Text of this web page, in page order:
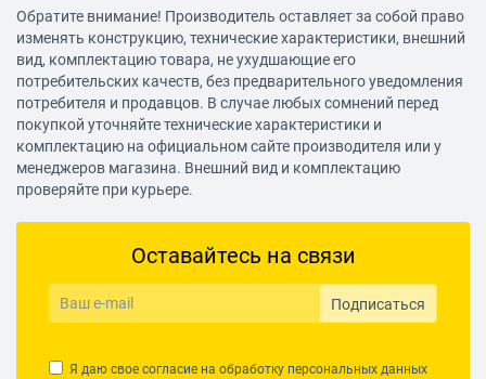
Обратите внимание! Производитель оставляет за собой право
изменять конструкцию, технические характеристики, внешний
вид, комплектацию товара, не ухудшающие его
потребительских качеств, без предварительного уведомления
потребителя и продавцов. В случае любых сомнений перед
покупкой уточняйте технические характеристики и
комплектацию на официальном сайте производителя или у
менеджеров магазина. Внешний вид и комплектацию
проверяйте при курьере.
Оставайтесь на связи
Подписаться
Я даю свое согласие на обработку персональных данных